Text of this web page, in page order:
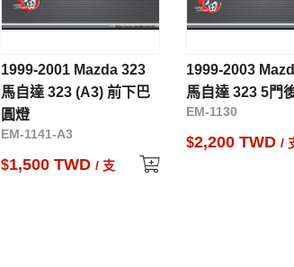
1999-2001 Mazda 323
馬自達 323 (A3) 前下巴
圓燈
EM-1141-A3
$1,500 TWD/ 支
1999-2003
馬自達 323 5門
EM-1130
$2,200 TWD/